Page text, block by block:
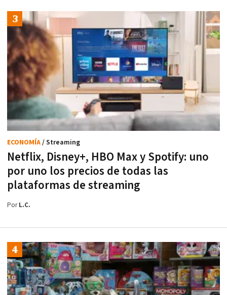
Netflix, Disney+, HBO Max y Spotify: uno
por uno los precios de todas las
plataformas de streaming
ECONOMÍA/ Streaming
PorL.C.